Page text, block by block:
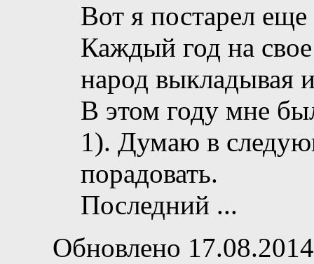
Вот я постарел
Каждый год на
народ выкладывая
В этом году мне
1). Думаю в
порадовать.
Последний ...
Обновлено